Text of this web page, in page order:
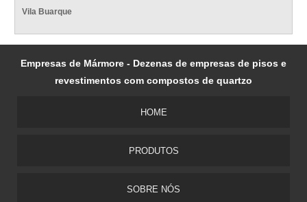
Vila Buarque
Empresas de Mármore - Dezenas de empresas de pisos e
revestimentos com compostos de quartzo
HOME
PRODUTOS
SOBRE NÓS